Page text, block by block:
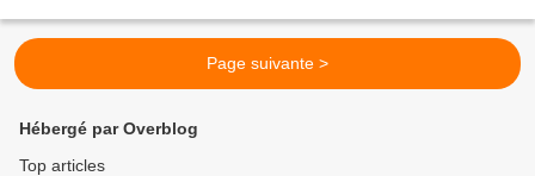
Page suivante >
Hébergé par Overblog
Top articles